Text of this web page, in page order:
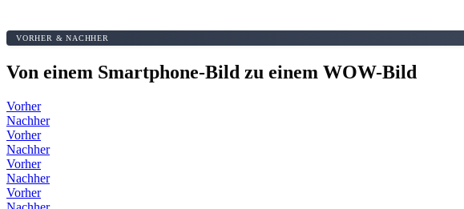
VORHER & NACHHER
Von einem Smartphone-Bild zu einem WOW-Bild
Vorher
Nachher
Vorher
Nachher
Vorher
Nachher
Vorher